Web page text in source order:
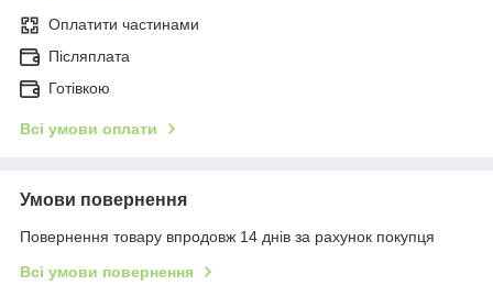
Оплатити частинами
Післяплата
Готівкою
Всі умови оплати
Умови повернення
Повернення товару впродовж 14 днів за рахунок покупця
Всі умови повернення